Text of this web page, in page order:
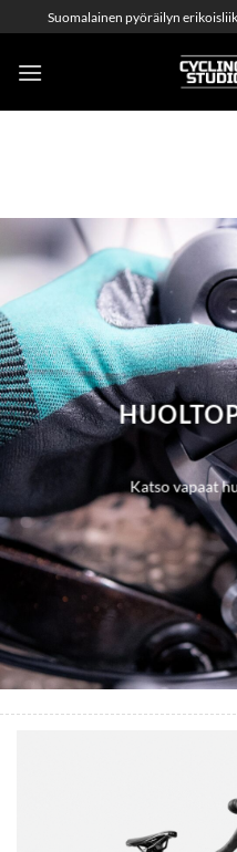
to
content
Suomalainen pyöräilyn
Katso vapaat